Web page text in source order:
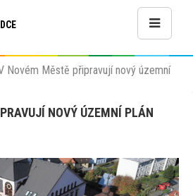
Novém Městě připravují nový územní
NOVÝ ÚZEMNÍ PLÁN